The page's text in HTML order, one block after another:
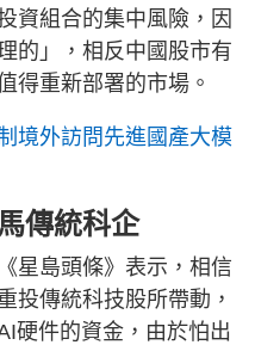
資組合的集中風險，因
的」，相反中國股市有
得重新部署的市場。
境外訪問先進國產大模
傳統科企
星島頭條》表示，相信
投傳統科技股所帶動，
硬件的資金，由於怕出